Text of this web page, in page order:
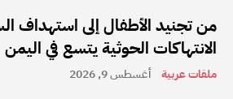
من تجنيد الأطفال إلى
الانتهاكات الحوثية يتسع في اليمن
ملفات عربية أغسطس 9, 2026